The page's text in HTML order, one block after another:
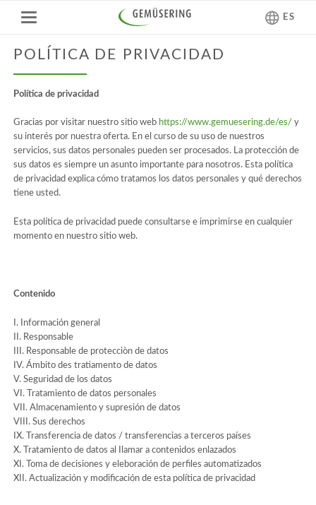
ES
POLÍTICA DE PRIVACIDAD
Política de privacidad
Gracias por visitar nuestro sitio web https://www.gemuesering.de/es/ y
su interés por nuestra oferta. En el curso de su uso de nuestros
servicios, sus datos personales pueden ser procesados. La protección de
sus datos es siempre un asunto importante para nosotros. Esta política
de privacidad explica cómo tratamos los datos personales y qué derechos
tiene usted.
Esta política de privacidad puede consultarse e imprimirse en cualquier
momento en nuestro sitio web.
Contenido
I. Información general
II. Responsable
III. Responsable de protecciòn de datos
IV. Ámbito des tratiamento de datos
V. Seguridad de los datos
VI. Tratamiento de datos personales
VII. Almacenamiento y supresión de datos
VIII. Sus derechos
IX. Transferencia de datos / transferencias a terceros países
X. Tratamiento de datos al Ilamar a contenidos enlazados
XI. Toma de decisiones y eleboración de perfiles automatizados
XII. Actualización y modificación de esta política de privacidad